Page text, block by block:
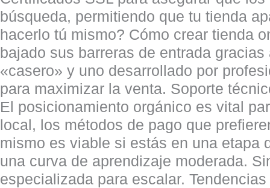
búsqueda, permitiendo que tu tienda
hacerlo tú mismo? Cómo crear tienda
bajado sus barreras de entrada
«casero» y uno desarrollado por
para maximizar la venta. Soporte
El posicionamiento orgánico es vital
local, los métodos de pago que
mismo es viable si estás en una etapa
una curva de aprendizaje moderada.
especializada para escalar.